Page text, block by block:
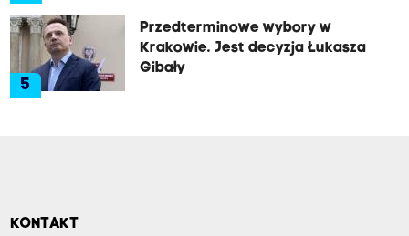
5
Przedterminowe wybory w
Krakowie. Jest decyzja Łukasza
Gibały
KONTAKT